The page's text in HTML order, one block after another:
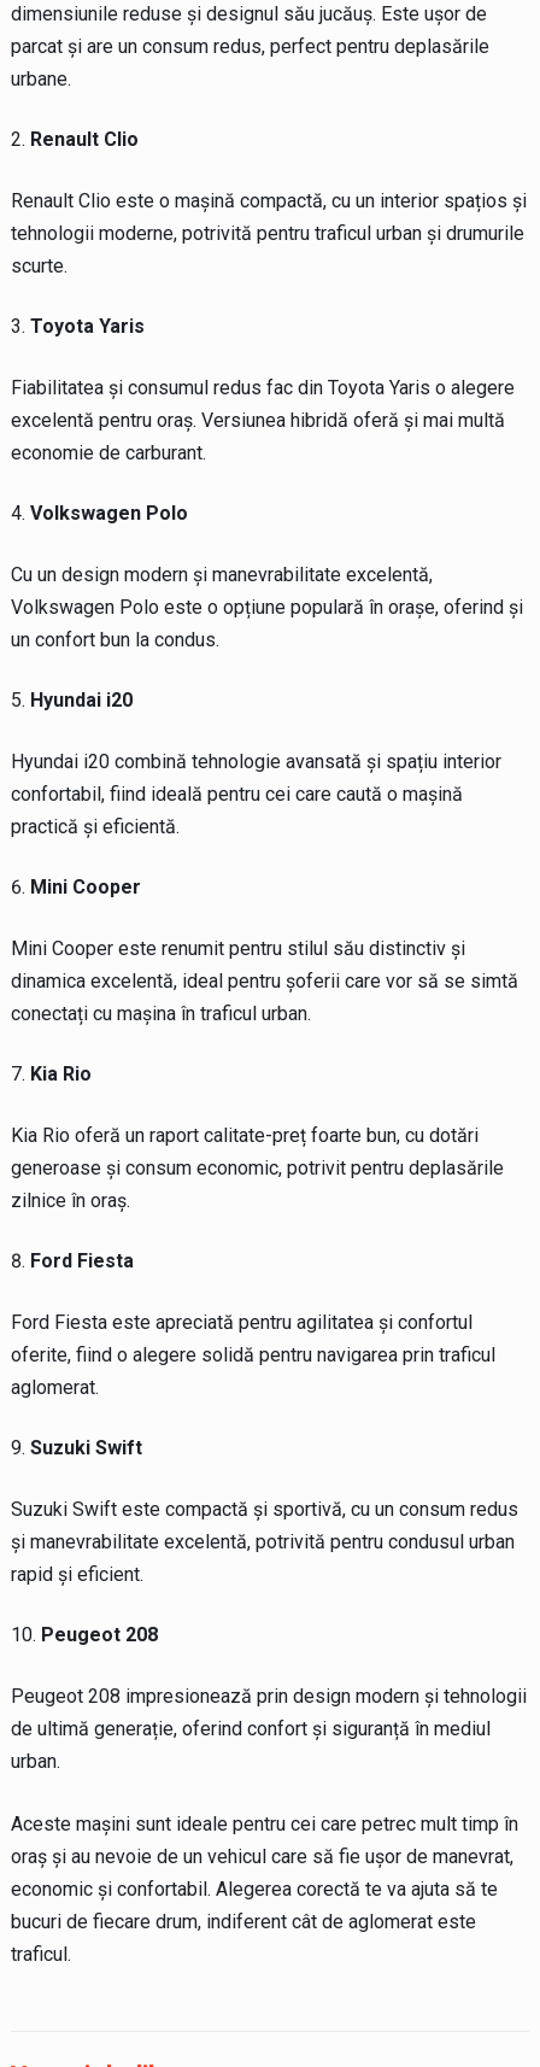
dimensiunile reduse și designul său jucăuș. Este ușor de
parcat și are un consum redus, perfect pentru deplasările
urbane.
Renault Clio
Renault Clio este o mașină compactă, cu un interior spațios și
tehnologii moderne, potrivită pentru traficul urban și drumurile
scurte.
Toyota Yaris
Fiabilitatea și consumul redus fac din Toyota Yaris o alegere
excelentă pentru oraș. Versiunea hibridă oferă și mai multă
economie de carburant.
Volkswagen Polo
Cu un design modern și manevrabilitate excelentă,
Volkswagen Polo este o opțiune populară în orașe, oferind și
un confort bun la condus.
Hyundai i20
Hyundai i20 combină tehnologie avansată și spațiu interior
confortabil, fiind ideală pentru cei care caută o mașină
practică și eficientă.
Mini Cooper
Mini Cooper este renumit pentru stilul său distinctiv și
dinamica excelentă, ideal pentru șoferii care vor să se simtă
conectați cu mașina în traficul urban.
Kia Rio
Kia Rio oferă un raport calitate-preț foarte bun, cu dotări
generoase și consum economic, potrivit pentru deplasările
zilnice în oraș.
Ford Fiesta
Ford Fiesta este apreciată pentru agilitatea și confortul
oferite, fiind o alegere solidă pentru navigarea prin traficul
aglomerat.
Suzuki Swift
Suzuki Swift este compactă și sportivă, cu un consum redus
și manevrabilitate excelentă, potrivită pentru condusul urban
rapid și eficient.
Peugeot 208
Peugeot 208 impresionează prin design modern și tehnologii
de ultimă generație, oferind confort și siguranță în mediul
urban.
Aceste mașini sunt ideale pentru cei care petrec mult timp în
oraș și au nevoie de un vehicul care să fie ușor de manevrat,
economic și confortabil. Alegerea corectă te va ajuta să te
bucuri de fiecare drum, indiferent cât de aglomerat este
traficul.